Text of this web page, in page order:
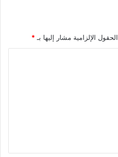
الحقول الإلزامية مشار إليها بـ*